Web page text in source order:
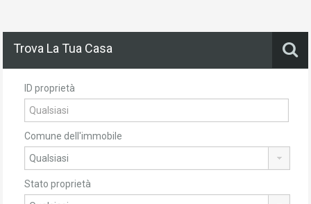
Trova La Tua Casa
ID proprietà
Comune dell'immobile
Stato proprietà